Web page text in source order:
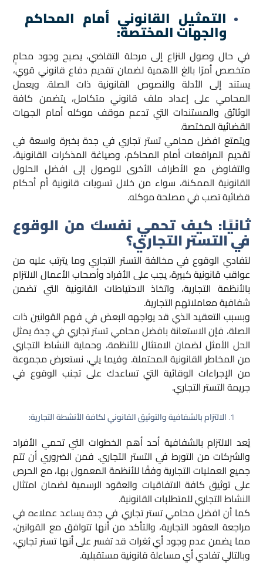
التمثيل القانوني أمام المحاكم
والجهات المختصة:
في حال وصول النزاع إلى مرحلة التقاضي، يصبح وجود محامٍ
متخصص أمرًا بالغ الأهمية لضمان تقديم دفاع قانوني قوي،
يستند إلى الأدلة والنصوص القانونية ذات الصلة. ويعمل
المحامي على إعداد ملف قانوني متكامل، يتضمن كافة
الوثائق والمستندات التي تدعم موقف موكله أمام الجهات
القضائية المختصة.
ويتمتع افضل محامي تستر تجاري في جدة بخبرة واسعة في
تقديم المرافعات أمام المحاكم، وصياغة المذكرات القانونية،
والتفاوض مع الأطراف الأخرى للوصول إلى افضل الحلول
القانونية الممكنة، سواء من خلال تسويات قانونية أم أحكام
قضائية تصب في مصلحة موكله.
ثانيًا: كيف تحمي نفسك من الوقوع
في التستر التجاري؟
لتفادي الوقوع في مخالفة التستر التجاري وما يترتب عليه من
عواقب قانونية كبيرة، يجب على الأفراد وأصحاب الأعمال الالتزام
بالأنظمة التجارية، واتخاذ الاحتياطات القانونية التي تضمن
شفافية معاملاتهم التجارية.
وبسبب التعقيد الذي قد يواجهه البعض في فهم القوانين ذات
الصلة، فإن الاستعانة بافضل محامي تستر تجاري في جدة يمثل
الحل الأمثل لضمان الامتثال للأنظمة، وحماية النشاط التجاري
من المخاطر القانونية المحتملة. وفيما يلي، نستعرض مجموعة
من الإجراءات الوقائية التي تساعدك على تجنب الوقوع في
جريمة التستر التجاري.
الالتزام بالشفافية والتوثيق القانوني لكافة الأنشطة التجارية:
يُعد الالتزام بالشفافية أحد أهم الخطوات التي تحمي الأفراد
والشركات من التورط في التستر التجاري. فمن الضروري أن تتم
جميع العمليات التجارية وفقًا للأنظمة المعمول بها، مع الحرص
على توثيق كافة الاتفاقيات والعقود الرسمية لضمان امتثال
النشاط التجاري للمتطلبات القانونية.
كما أن افضل محامي تستر تجاري في جدة يساعد عملاءه في
مراجعة العقود التجارية، والتأكد من أنها تتوافق مع القوانين،
مما يضمن عدم وجود أي ثغرات قد تفسر على أنها تستر تجاري،
وبالتالي تفادي أي مساءلة قانونية مستقبلية.